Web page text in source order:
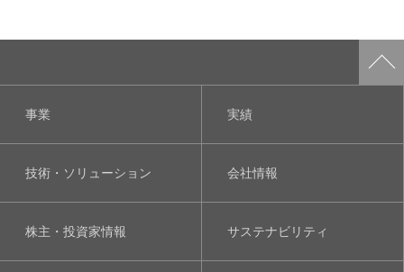
事業 実績
技術・ソリューション 会社情報
株主・投資家情報 サステナビリティ